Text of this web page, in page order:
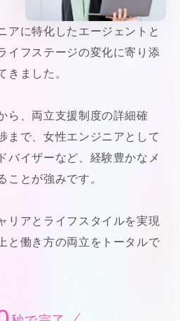
アに特化したエージェントと
イフステージの変化に寄り添
きました。
ら、両立支援制度の詳細確
まで、女性エンジニアとして
バイザーなど、経験豊かなメ
ことが強みです。
リアとライフスタイルを実現
と働き方の両立をトータルで